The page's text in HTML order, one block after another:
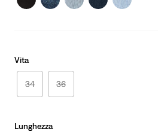
Vita
34 36
Lunghezza